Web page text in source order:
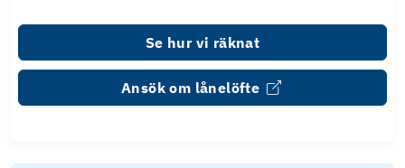
Se hur vi räknat
Ansök om lånelöfte